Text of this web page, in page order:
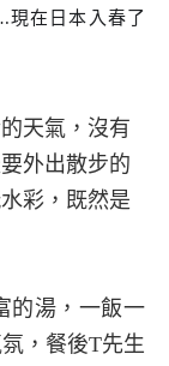
在日本入春了
天氣，沒有
外出散步的
彩，既然是
的湯，一飯一
，餐後T先生